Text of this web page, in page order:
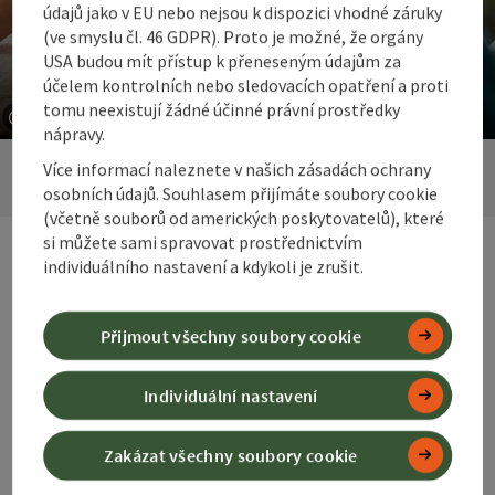
vorheriges Element
©
otevřít copyright
Sportovní zařízení
Fakta a čísla
údajů jako v EU nebo nejsou k dispozici vhodné záruky
(ve smyslu čl. 46 GDPR). Proto je možné, že orgány
USA budou mít přístup k přeneseným údajům za
účelem kontrolních nebo sledovacích opatření a proti
tomu neexistují žádné účinné právní prostředky
nápravy.
Více informací naleznete v našich zásadách ochrany
osobních údajů. Souhlasem přijímáte soubory cookie
(včetně souborů od amerických poskytovatelů), které
si můžete sami spravovat prostřednictvím
individuálního nastavení a kdykoli je zrušit.
Zakázat všechny soubory cookie
Individuální nastavení
Přijmout všechny soubory cookie